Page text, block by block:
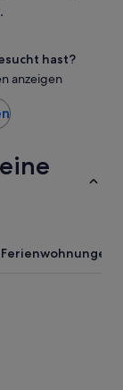
hast?
anzeigen
Ferienwohnungen